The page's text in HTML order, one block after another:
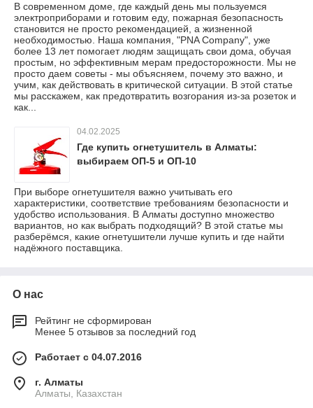
В современном доме, где каждый день мы пользуемся
электроприборами и готовим еду, пожарная безопасность
становится не просто рекомендацией, а жизненной
необходимостью. Наша компания, "PNA Company", уже
более 13 лет помогает людям защищать свои дома, обучая
простым, но эффективным мерам предосторожности. Мы не
просто даем советы - мы объясняем, почему это важно, и
учим, как действовать в критической ситуации. В этой статье
мы расскажем, как предотвратить возгорания из-за розеток и
как...
04.02.2025
Где купить огнетушитель в Алматы:
выбираем ОП-5 и ОП-10
При выборе огнетушителя важно учитывать его
характеристики, соответствие требованиям безопасности и
удобство использования. В Алматы доступно множество
вариантов, но как выбрать подходящий? В этой статье мы
разберёмся, какие огнетушители лучше купить и где найти
надёжного поставщика.
О нас
Рейтинг не сформирован
Менее 5 отзывов за последний год
Работает с 04.07.2016
г. Алматы
Алматы, Казахстан